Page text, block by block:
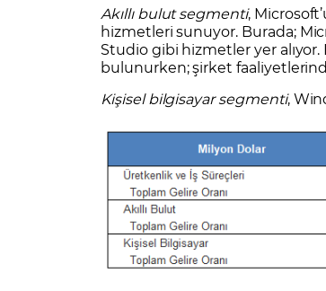
Akıllı bulut segmenti,
hizmetleri sunuyor. Burada;
Studio gibi hizmetler yer
bulunurken; şirket
Kişisel bilgisayar segmenti,